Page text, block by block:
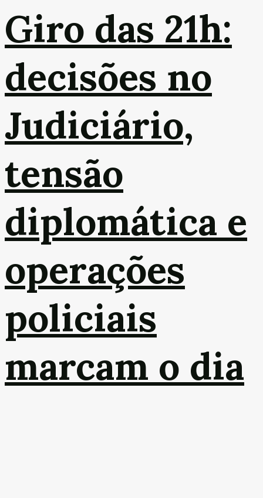
Giro das 21h:
decisões no
Judiciário,
tensão
diplomática e
operações
policiais
marcam o dia